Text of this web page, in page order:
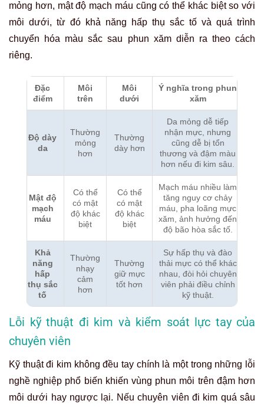
mỏng hơn, mật độ mạch máu cũng có thể khác biệt so với
môi dưới, từ đó khả năng hấp thụ sắc tố và quá trình
chuyển hóa màu sắc sau phun xăm diễn ra theo cách
riêng.
Đặc
điểm
Môi
trên
Môi
dưới
Ý nghĩa trong phun
xăm
Độ dày
da
Thường
mỏng
hơn
Thường
dày hơn
Da mỏng dễ tiếp
nhận mực, nhưng
cũng dễ bị tổn
thương và đậm màu
hơn nếu đi kim sâu.
Mật độ
mạch
máu
Có thể
có mật
độ khác
biệt
Có thể
có mật
độ khác
biệt
Mạch máu nhiều làm
tăng nguy cơ chảy
máu, pha loãng mực
xăm, ảnh hưởng đến
độ bão hòa sắc tố.
Khả
năng
hấp
thụ sắc
tố
Thường
nhạy
cảm
hơn
Thường
giữ mực
tốt hơn
Sự hấp thụ và đào
thải mực có thể khác
nhau, đòi hỏi chuyên
viên phải điều chỉnh
kỹ thuật.
Lỗi kỹ thuật đi kim và kiểm soát lực tay của
chuyên viên
Kỹ thuật đi kim không đều tay chính là một trong những lỗi
nghề nghiệp phổ biến khiến vùng phun môi trên đậm hơn
môi dưới hay ngược lại. Nếu chuyên viên đi kim quá sâu